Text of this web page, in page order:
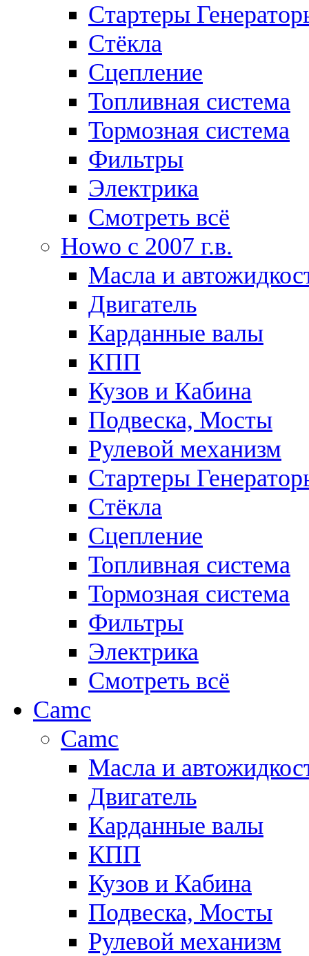
Стартеры
Стёкла
Сцепление
Топливная система
Тормозная система
Фильтры
Электрика
Смотреть всё
Howo c 2007 г.в.
Масла и
Двигатель
Карданные валы
КПП
Кузов и Кабина
Подвеска, Мосты
Рулевой механизм
Стартеры
Стёкла
Сцепление
Топливная система
Тормозная система
Фильтры
Электрика
Смотреть всё
Camc
Camc
Масла и
Двигатель
Карданные валы
КПП
Кузов и Кабина
Подвеска, Мосты
Рулевой механизм